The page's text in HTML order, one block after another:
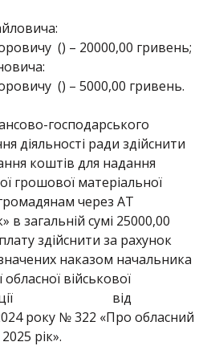
() – 20000,00 гривень;
() – 5000,00 гривень.
господарського
діяльності ради здійснити
коштів для надання
грошової матеріальної
через АТ
в загальній сумі 25000,00
здійснити за рахунок
наказом начальника
військової
від
року № 322 «Про обласний
рік».